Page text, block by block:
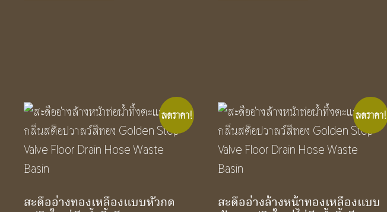
ลดราคา!
สะดืออ่างทองเหลืองแบบหัวกด
ลดราคา!
สะดืออ่างล้างหน้าทองเหลืองแบบ